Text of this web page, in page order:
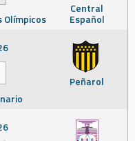
Central
Español
Olímpicos
Peñarol